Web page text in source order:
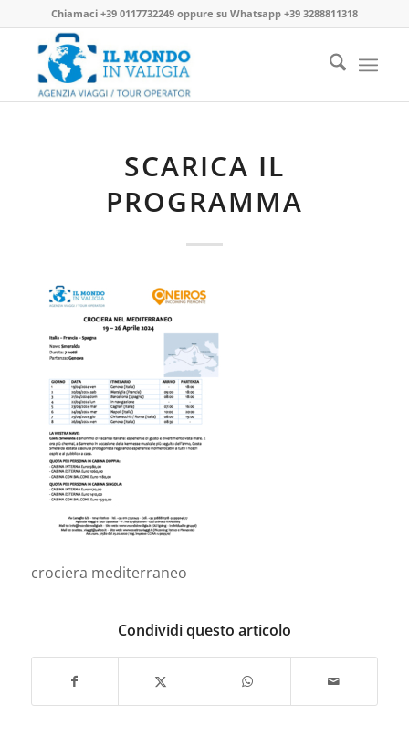
Chiamaci +39 0117732249oppure su Whatsapp +39 3288811318
SCARICA IL
PROGRAMMA
crociera mediterraneo
Condividi questo articolo